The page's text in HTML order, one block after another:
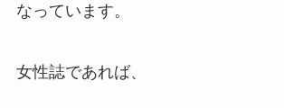
なっています。
女性誌であれば、